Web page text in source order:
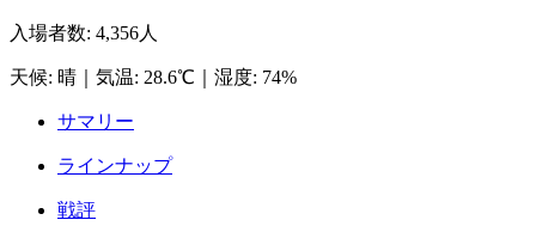
入場者数: 4,356人
天候: 晴 気温: 28.6℃ 湿度: 74%
サマリー
ラインナップ
戦評